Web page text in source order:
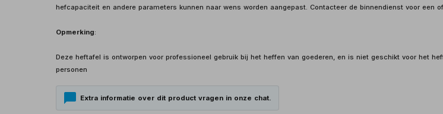
hefcapaciteit en andere parameters kunnen naar wens worden aangepast. Contacteer de binnendienst voor een
Opmerking:
Deze heftafel is ontworpen voor professioneel gebruik bij het heffen van goederen, en is niet geschikt voor het
personen
Extra informatie over dit product vragen in onze chat.